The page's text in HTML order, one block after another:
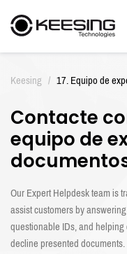
I
Keesing / 17. Equipo de
Contacte
equipo de
Our Expert Helpdesk team is
assist customers by
questionable IDs, and
decline presented documents.